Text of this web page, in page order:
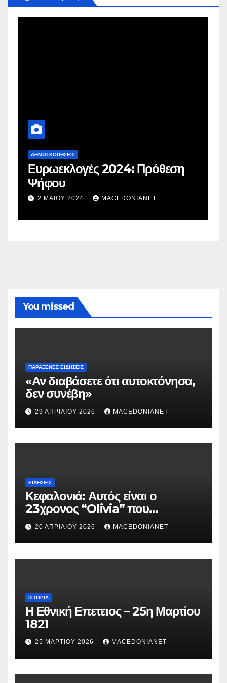
ΔΗΜΟΣΚΟΠΉΣΕΙΣ
Ευρωεκλογές 2024: Πρόθεση
Ψήφου
2 ΜΑΪ́ΟΥ 2024 MACEDONIANET
You missed
ΠΑΡΆΞΕΝΕΣ ΕΙΔΉΣΕΙΣ
«Αν διαβάσετε ότι αυτοκτόνησα,
δεν συνέβη»
29 ΑΠΡΙΛΊΟΥ 2026 MACEDONIANET
ΕΙΔΉΣΕΙΣ
Κεφαλονιά: Αυτός είναι ο
23χρονος “Olivia” που
κατηγορείται για τον θάνατο της
Μυρτούς
20 ΑΠΡΙΛΊΟΥ 2026 MACEDONIANET
ΙΣΤΟΡΊΑ
Η Εθνική Επετειος – 25η Μαρτίου
1821
25 ΜΑΡΤΊΟΥ 2026 MACEDONIANET